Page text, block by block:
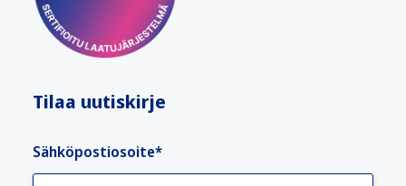
Tilaa uutiskirje
Sähköpostiosoite*